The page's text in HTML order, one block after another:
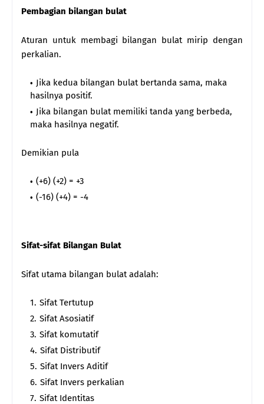
Pembagian bilangan bulat
Aturan untuk membagi bilangan bulat mirip dengan
perkalian.
Jika kedua bilangan bulat bertanda sama, maka
hasilnya positif.
Jika bilangan bulat memiliki tanda yang berbeda,
maka hasilnya negatif.
Demikian pula
(+6) (+2) = +3
(-16) (+4) = -4
Sifat-sifat Bilangan Bulat
Sifat utama bilangan bulat adalah:
Sifat Tertutup
Sifat Asosiatif
Sifat komutatif
Sifat Distributif
Sifat Invers Aditif
Sifat Invers perkalian
Sifat Identitas